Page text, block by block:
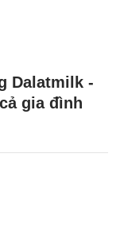
Dalatmilk -
gia đình